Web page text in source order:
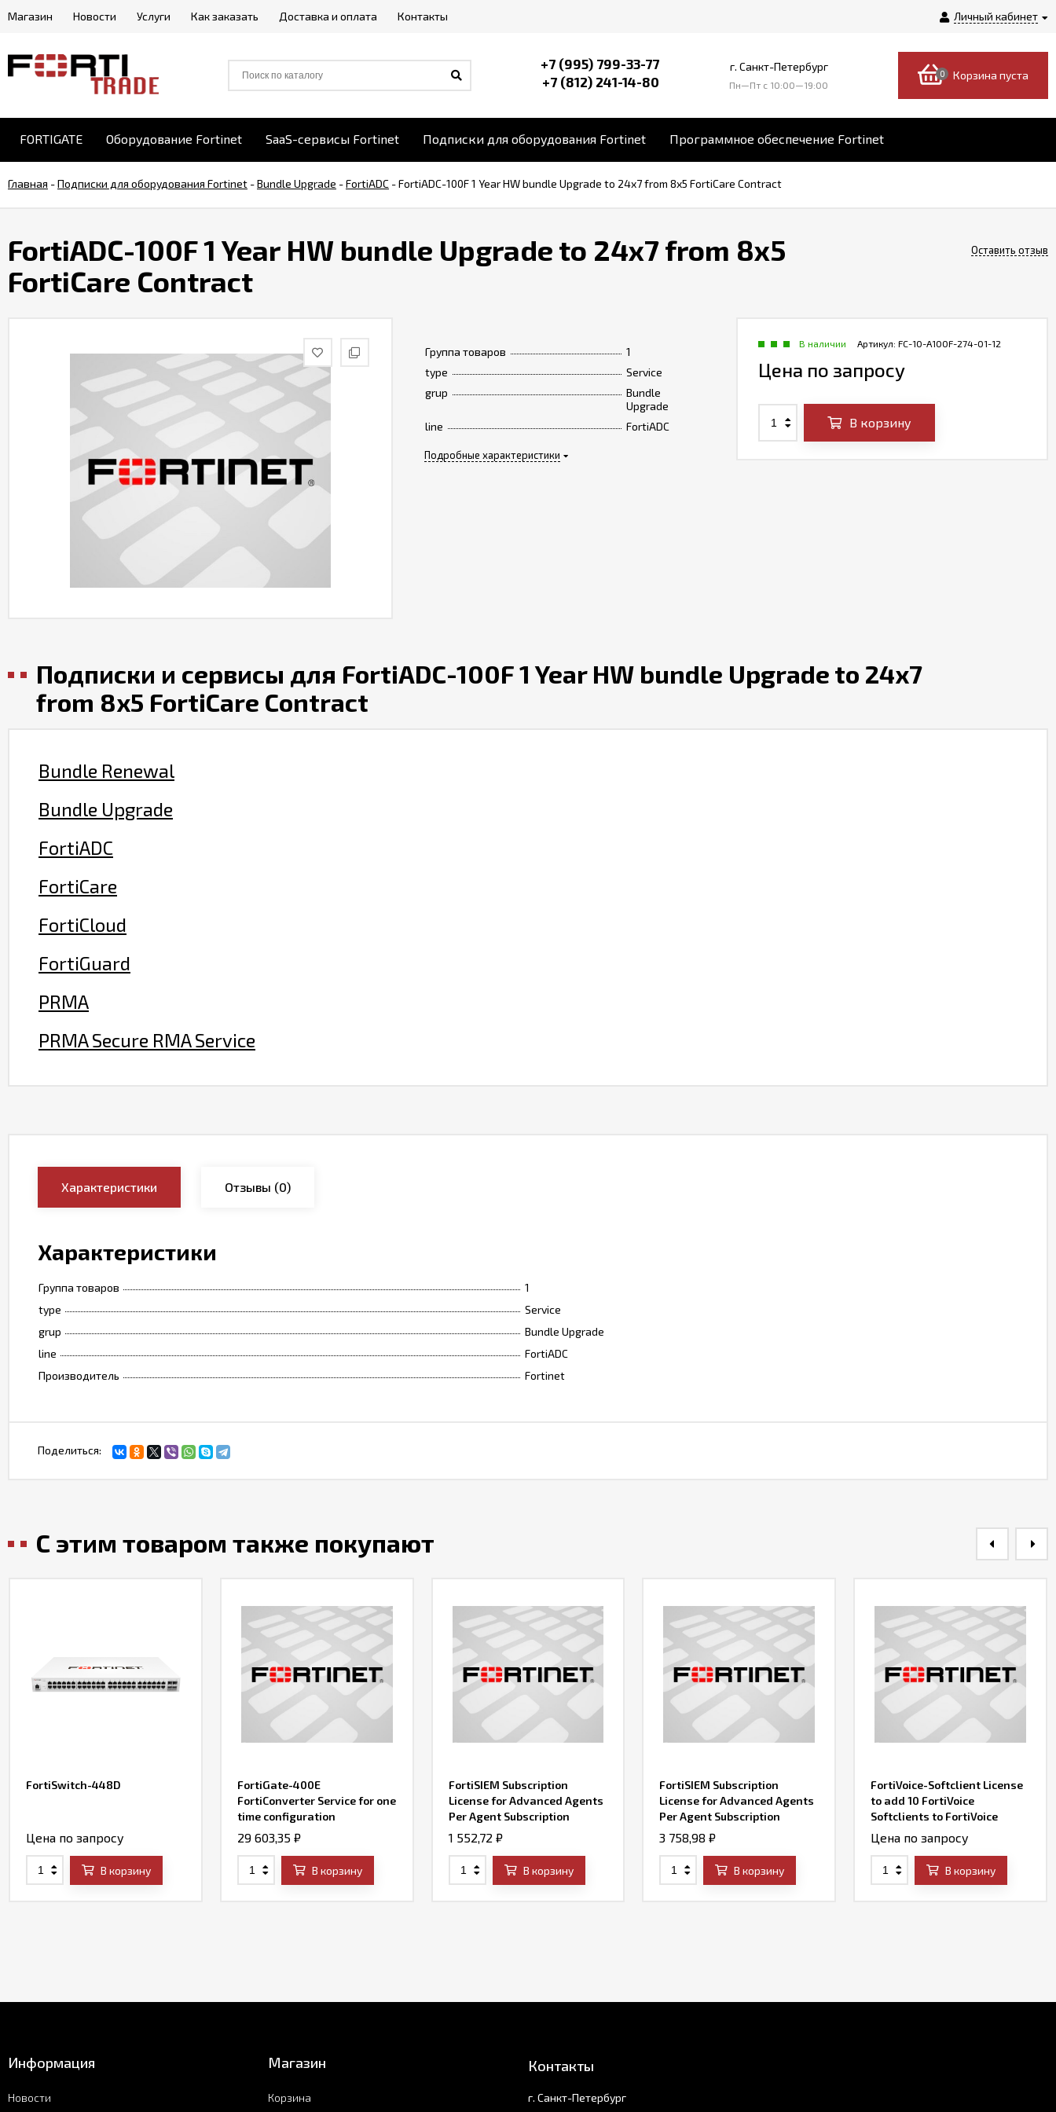
Личный кабинет
Магазин Новости Услуги Как заказать Доставка и оплата Контакты
+7 (995) 799-33-77
+7 (812) 241-14-80
г. Санкт-Петербург
Пн—Пт c 10:00—19:00
0 Корзина пуста
FORTIGATE Оборудование Fortinet SaaS-сервисы Fortinet Подписки для оборудования Fortinet Программное обеспечение Fortinet
Главная -Подписки для оборудования Fortinet -Bundle Upgrade -FortiADC -FortiADC-100F 1 Year HW bundle Upgrade to 24x7 from 8x5 FortiCare Contract
FortiADC-100F 1 Year HW bundle Upgrade to 24x7 from 8x5
FortiCare Contract
Оставить отзыв
Группа товаров
1
type
Service
grup
Bundle
Upgrade
line
FortiADC
Подробные характеристики
Артикул: FC-10-A100F-274-01-12
В наличии
Цена по запросу
В корзину
Подписки и сервисы для FortiADC-100F 1 Year HW bundle Upgrade to 24x7
from 8x5 FortiCare Contract
Bundle Renewal
Bundle Upgrade
FortiADC
FortiCare
FortiCloud
FortiGuard
PRMA
PRMA Secure RMA Service
Характеристики Отзывы (0)
Характеристики
Группа товаров
1
type
Service
grup
Bundle Upgrade
line
FortiADC
Производитель
Fortinet
Поделиться:
С этим товаром также покупают
FortiSwitch-448D
Цена по запросу
В корзину
FortiGate-400E
FortiConverter Service for one
time configuration
conversion service
29 603,35 ₽
В корзину
FortiSIEM Subscription
License for Advanced Agents
Per Agent Subscription
License for minimum 4000
Advanced Agents.Does not
include Maintenance &
Support.
1 552,72 ₽
В корзину
FortiSIEM Subscription
License for Advanced Agents
Per Agent Subscription
License for minimum 50
Advanced Agents.Does not
include Maintenance &
Support.
3 758,98₽
В корзину
FortiVoice-Softclient License
to add 10 FortiVoice
Softclients to FortiVoice
Enterprise system.
Цена по запросу
В корзину
Информация
Новости
Магазин
Корзина
Контакты
г. Санкт-Петербург